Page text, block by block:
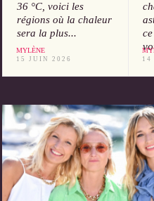
36 °C, voici les
régions où la chaleur
sera la plus...
MYLÈNE
15 JUIN 2026 14